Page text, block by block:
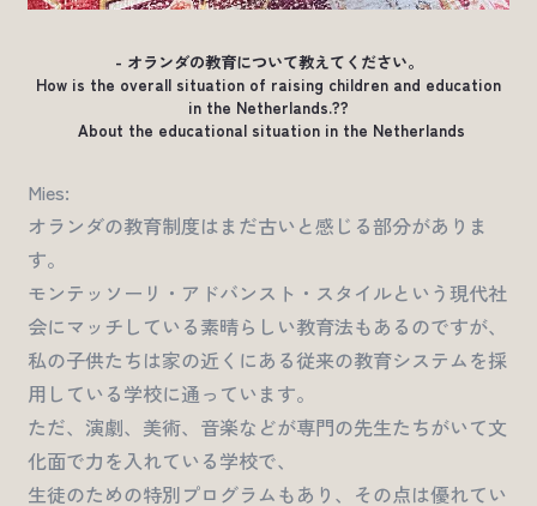
- オランダの教育について教えてください。
How is the overall situation of raising children and education
in the Netherlands.??
About the educational situation in the Netherlands
Mies:
オランダの教育制度はまだ古いと感じる部分がありま
す。
モンテッソーリ・アドバンスト・スタイルという現代社
会にマッチしている素晴らしい教育法もあるのですが、
私の子供たちは家の近くにある従来の教育システムを採
用している学校に通っています。
ただ、演劇、美術、音楽などが専門の先生たちがいて文
化面で力を入れている学校で、
生徒のための特別プログラムもあり、その点は優れてい